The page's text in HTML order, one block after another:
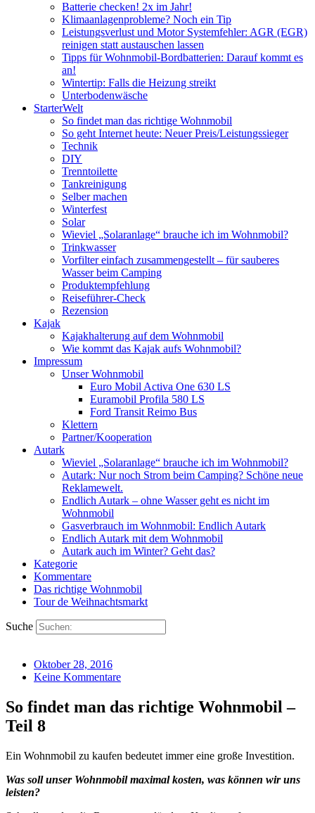
Batterie checken! 2x im Jahr!
Klimaanlagenprobleme? Noch ein Tip
Leistungsverlust und Motor Systemfehler: AGR (EGR)
reinigen statt austauschen lassen
Tipps für Wohnmobil-Bordbatterien: Darauf kommt es
an!
Wintertip: Falls die Heizung streikt
Unterbodenwäsche
StarterWelt
So findet man das richtige Wohnmobil
So geht Internet heute: Neuer Preis/Leistungssieger
Technik
DIY
Trenntoilette
Tankreinigung
Selber machen
Winterfest
Solar
Wieviel „Solaranlage“ brauche ich im Wohnmobil?
Trinkwasser
Vorfilter einfach zusammengestellt – für sauberes
Wasser beim Camping
Produktempfehlung
Reiseführer-Check
Rezension
Kajak
Kajakhalterung auf dem Wohnmobil
Wie kommt das Kajak aufs Wohnmobil?
Impressum
Unser Wohnmobil
Euro Mobil Activa One 630 LS
Euramobil Profila 580 LS
Ford Transit Reimo Bus
Klettern
Partner/Kooperation
Autark
Wieviel „Solaranlage“ brauche ich im Wohnmobil?
Autark: Nur noch Strom beim Camping? Schöne neue
Reklamewelt.
Endlich Autark – ohne Wasser geht es nicht im
Wohnmobil
Gasverbrauch im Wohnmobil: Endlich Autark
Endlich Autark mit dem Wohnmobil
Autark auch im Winter? Geht das?
Kategorie
Kommentare
Das richtige Wohnmobil
Tour de Weihnachtsmarkt
Suche
Oktober 28, 2016
Keine Kommentare
So findet man das richtige Wohnmobil –
Teil 8
Ein Wohnmobil zu kaufen bedeutet immer eine große Investition.
Was soll unser Wohnmobil maximal kosten, was können wir uns
leisten?